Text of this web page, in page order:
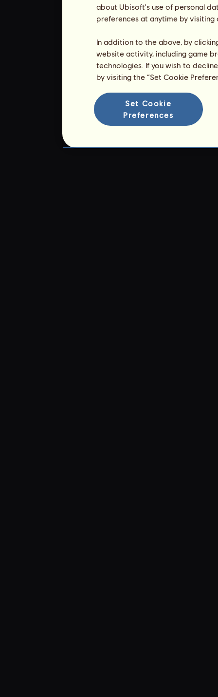
about Ubisoft's use of personal
preferences at anytime by
In addition to the above, by
website activity, including game
technologies. If you wish to
by visiting the “Set Cookie
Set Cookie
Preferences